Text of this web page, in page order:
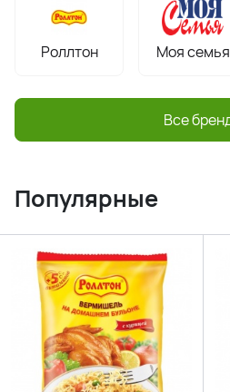
Роллтон Моя семья
Все
Популярные